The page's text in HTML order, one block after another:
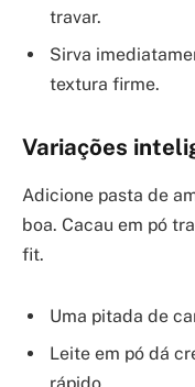
travar.
Sirva
textura firme.
Variações
Adicione pasta de
boa. Cacau em pó
fit.
Uma pitada de
Leite em pó dá